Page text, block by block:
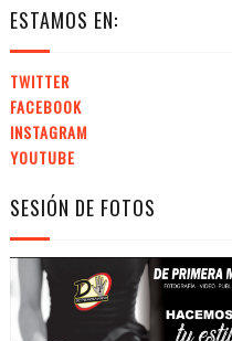
ESTAMOS EN:
TWITTER
FACEBOOK
INSTAGRAM
YOUTUBE
SESIÓN DE FOTOS